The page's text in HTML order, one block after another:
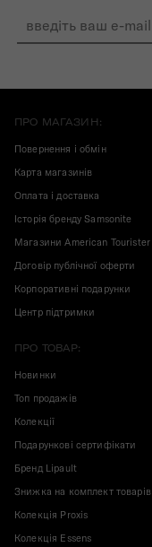
ПРО МАГАЗИН:
Повернення і обмін
Карта магазинів
Оплата і доставка
Історія бренду Samsonite
Магазини American Tourister
Договір публічної оферти
Корпоративні подарунки
Центр підтримки
ПРО ТОВАР:
Новинки
Топ продажів
Колекції
Подарункові сертифікати
Бренд Lipault
Знижка на комплект товарів
Колекція Proxis
Колекція Essens